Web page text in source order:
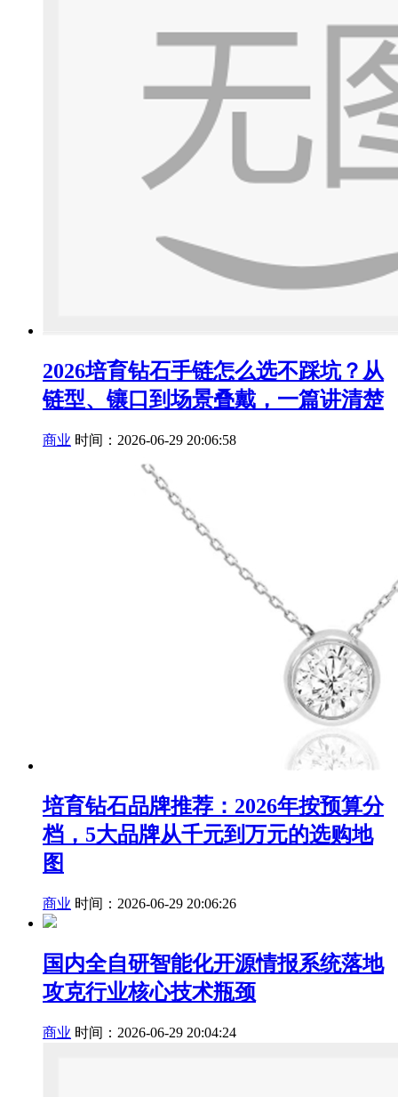
2026培育钻石手链怎么选不踩坑？从
链型、镶口到场景叠戴，一篇讲清楚
商业 时间：2026-06-29 20:06:58
培育钻石品牌推荐：2026年按预算分
档，5大品牌从千元到万元的选购地
图
商业 时间：2026-06-29 20:06:26
国内全自研智能化开源情报系统落地
攻克行业核心技术瓶颈
商业 时间：2026-06-29 20:04:24